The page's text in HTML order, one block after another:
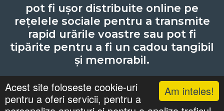
Am inteles!
Acest site foloseste cookie-uri
pentru a oferi servicii, pentru a
pot fi ușor distribuite online pe
rețelele sociale pentru a transmite
rapid urările voastre sau pot fi
tipărite pentru a fi un cadou tangibil
și memorabil.
Lista cu nume Căutari
Zile Onomastice